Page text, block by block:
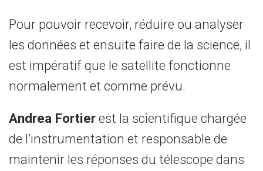
Pour pouvoir recevoir, réduire ou analyser
les données et ensuite faire de la science, il
est impératif que le satellite fonctionne
normalement et comme prévu.
Andrea Fortierest la scientifique chargée
de l’instrumentation et responsable de
maintenir les réponses du télescope dans